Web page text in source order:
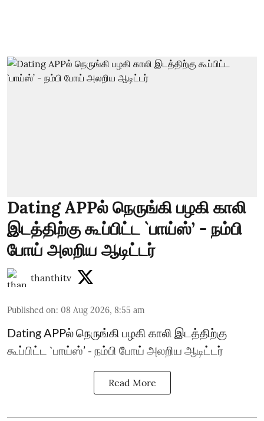
Dating APPல் நெருங்கி பழகி காலி
இடத்திற்கு கூப்பிட்ட `பாய்ஸ்’ - நம்பி
போய் அலறிய ஆடிட்டர்
thanthitv
Published on: 08 Aug 2026, 8:55 am
Dating APPல் நெருங்கி பழகி காலி இடத்திற்கு
கூப்பிட்ட `பாய்ஸ்’ - நம்பி போய் அலறிய ஆடிட்டர்
Read More